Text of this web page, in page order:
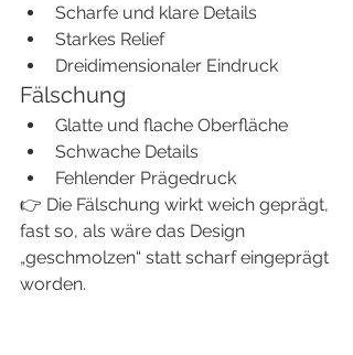
Scharfe und klare Details
Starkes Relief
Dreidimensionaler Eindruck
Fälschung
Glatte und flache Oberfläche
Schwache Details
Fehlender Prägedruck
👉 Die Fälschung wirkt weich geprägt,
fast so, als wäre das Design
„geschmolzen“ statt scharf eingeprägt
worden.